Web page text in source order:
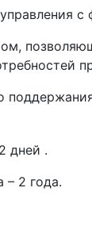
дней .
– 2 года.